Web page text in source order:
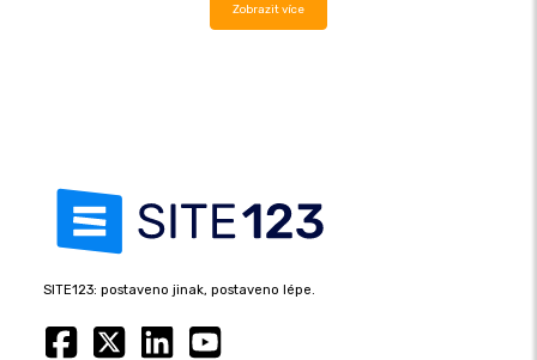
Zobrazit více
SITE123: postaveno jinak, postaveno lépe.